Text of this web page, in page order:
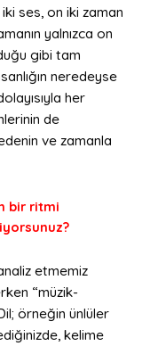
ses, on iki zaman
yalnızca on
gibi tam
neredeyse
her
de
ve zamanla
bir ritmi
etmemiz
“müzik-
örneğin ünlüler
kelime